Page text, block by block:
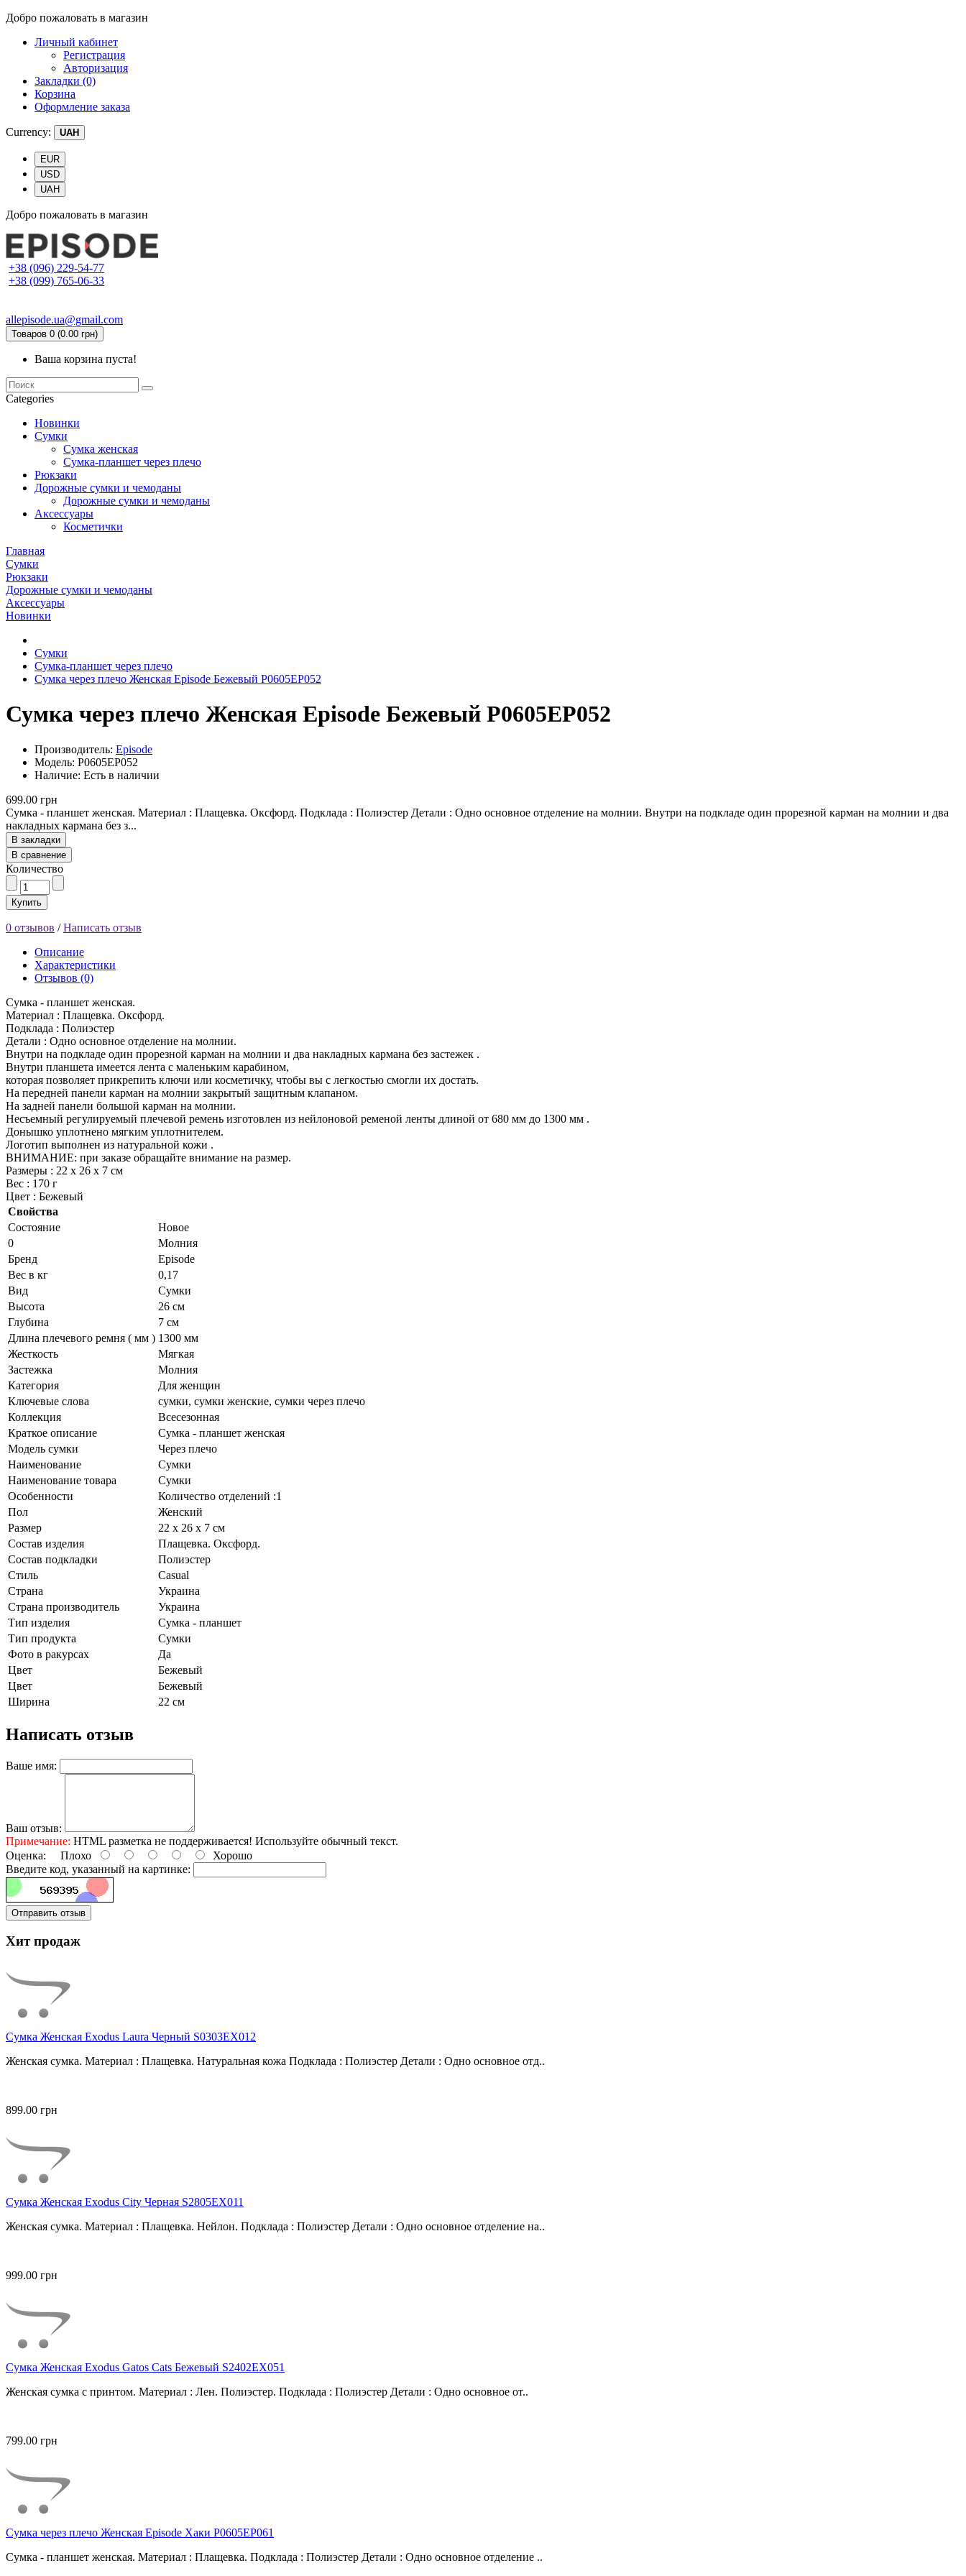
Добро пожаловать в магазин
Личный кабинет
Регистрация
Авторизация
Закладки (0)
Корзина
Оформление заказа
Currency: UAH
EUR
USD
UAH
Добро пожаловать в магазин
+38 (096) 229-54-77
+38 (099) 765-06-33
allepisode.ua@gmail.com
Товаров 0 (0.00 грн)
Ваша корзина пуста!
Categories
Новинки
Сумки
Сумка женская
Сумка-планшет через плечо
Рюкзаки
Дорожные сумки и чемоданы
Дорожные сумки и чемоданы
Аксессуары
Косметички
Главная
Сумки
Рюкзаки
Дорожные сумки и чемоданы
Аксессуары
Новинки
Сумки
Сумка-планшет через плечо
Сумка через плечо Женская Episode Бежевый P0605EP052
Сумка через плечо Женская Episode Бежевый P0605EP052
Производитель: Episode
Модель: P0605EP052
Наличие: Есть в наличии
699.00 грн
Сумка - планшет женская. Материал : Плащевка. Оксфорд. Подклада : Полиэстер Детали : Одно основное отделение на молнии. Внутри на подкладе один прорезной карман на молнии и два
накладных кармана без з...
В закладки
В сравнение
Количество
Купить
0 отзывов /Написать отзыв
Описание
Характеристики
Отзывов (0)
Сумка - планшет женская.
Материал : Плащевка. Оксфорд.
Подклада : Полиэстер
Детали : Одно основное отделение на молнии.
Внутри на подкладе один прорезной карман на молнии и два накладных кармана без застежек .
Внутри планшета имеется лента с маленьким карабином,
которая позволяет прикрепить ключи или косметичку, чтобы вы с легкостью смогли их достать.
На передней панели карман на молнии закрытый защитным клапаном.
На задней панели большой карман на молнии.
Несъемный регулируемый плечевой ремень изготовлен из нейлоновой ременой ленты длиной от 680 мм до 1300 мм .
Донышко уплотнено мягким уплотнителем.
Логотип выполнен из натуральной кожи .
ВНИМАНИЕ: при заказе обращайте внимание на размер.
Размеры : 22 х 26 х 7 см
Вес : 170 г
Цвет : Бежевый
Свойства
Состояние
Новое
0
Молния
Бренд
Episode
Вес в кг
0,17
Вид
Сумки
Высота
26 см
Глубина
7 см
Длина плечевого ремня ( мм ) 1300 мм
Жесткость
Мягкая
Застежка
Молния
Категория
Для женщин
Ключевые слова
сумки, сумки женские, сумки через плечо
Коллекция
Всесезонная
Краткое описание
Сумка - планшет женская
Модель сумки
Через плечо
Наименование
Сумки
Наименование товара
Сумки
Особенности
Количество отделений :1
Пол
Женский
Размер
22 х 26 х 7 см
Состав изделия
Плащевка. Оксфорд.
Состав подкладки
Полиэстер
Стиль
Casual
Страна
Украина
Страна производитель
Украина
Тип изделия
Сумка - планшет
Тип продукта
Сумки
Фото в ракурсах
Да
Цвет
Бежевый
Цвет
Бежевый
Ширина
22 см
Написать отзыв
Ваше имя:
Ваш отзыв:
Примечание: HTML разметка не поддерживается! Используйте обычный текст.
Оценка: Плохо
Хорошо
Введите код, указанный на картинке:
Отправить отзыв
Хит продаж
Сумка Женская Exodus Laura Черный S0303EX012
Женская сумка. Материал : Плащевка. Натуральная кожа Подклада : Полиэстер Детали : Одно основное отд..
899.00 грн
Сумка Женская Exodus City Черная S2805EX011
Женская сумка. Материал : Плащевка. Нейлон. Подклада : Полиэстер Детали : Одно основное отделение на..
999.00 грн
Сумка Женская Exodus Gatos Cats Бежевый S2402EX051
Женская сумка с принтом. Материал : Лен. Полиэстер. Подклада : Полиэстер Детали : Одно основное от..
799.00 грн
Сумка через плечо Женская Episode Хаки P0605EP061
Сумка - планшет женская. Материал : Плащевка. Подклада : Полиэстер Детали : Одно основное отделение ..